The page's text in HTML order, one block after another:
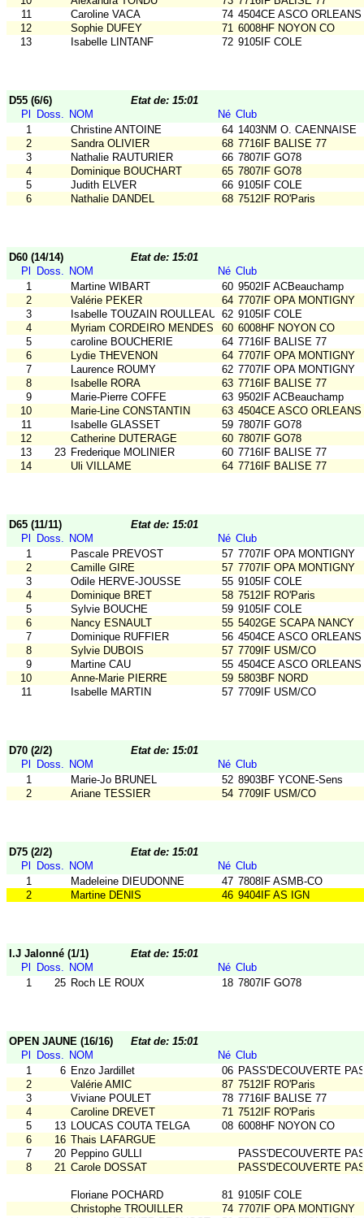
11
Caroline VACA 74 4504CE ASCO ORLEANS
12
Sophie DUFEY 71 6008HF NOYON CO
13
Isabelle LINTANF 72 9105IF COLE
D55 (6/6)
Etat de: 15:01
Pl
Doss. NOM Né Club
1
Christine ANTOINE 64 1403NM O. CAENNAISE
2
Sandra OLIVIER 68 7716IF BALISE 77
3
Nathalie RAUTURIER 66 7807IF GO78
4
Dominique BOUCHART 65 7807IF GO78
5
Judith ELVER 66 9105IF COLE
6
Nathalie DANDEL 68 7512IF RO'Paris
D60 (14/14)
Etat de: 15:01
Pl
Doss. NOM Né Club
1
Martine WIBART 60 9502IF ACBeauchamp
2
Valérie PEKER 64 7707IF OPA MONTIGNY
3
Isabelle TOUZAIN ROULLEAUX62 9105IF COLE
4
Myriam CORDEIRO MENDES 60 6008HF NOYON CO
5
caroline BOUCHERIE 64 7716IF BALISE 77
6
Lydie THEVENON 64 7707IF OPA MONTIGNY
7
Laurence ROUMY 62 7707IF OPA MONTIGNY
8
Isabelle RORA 63 7716IF BALISE 77
9
Marie-Pierre COFFE 63 9502IF ACBeauchamp
10
Marie-Line CONSTANTIN 63 4504CE ASCO ORLEANS
11
Isabelle GLASSET 59 7807IF GO78
12
Catherine DUTERAGE 60 7807IF GO78
13
23 Frederique MOLINIER 60 7716IF BALISE 77
14
Uli VILLAME 64 7716IF BALISE 77
D65 (11/11)
Etat de: 15:01
Pl
Doss. NOM Né Club
1
Pascale PREVOST 57 7707IF OPA MONTIGNY
2
Camille GIRE 57 7707IF OPA MONTIGNY
3
Odile HERVE-JOUSSE 55 9105IF COLE
4
Dominique BRET 58 7512IF RO'Paris
5
Sylvie BOUCHE 59 9105IF COLE
6
Nancy ESNAULT 55 5402GE SCAPA NANCY
7
Dominique RUFFIER 56 4504CE ASCO ORLEANS
8
Sylvie DUBOIS 57 7709IF USM/CO
9
Martine CAU 55 4504CE ASCO ORLEANS
10
Anne-Marie PIERRE 59 5803BF NORD
11
Isabelle MARTIN 57 7709IF USM/CO
D70 (2/2)
Etat de: 15:01
Pl
Doss. NOM Né Club
1
Marie-Jo BRUNEL 52 8903BF YCONE-Sens
2
Ariane TESSIER 54 7709IF USM/CO
D75 (2/2)
Etat de: 15:01
Pl
Doss. NOM Né Club
1
Madeleine DIEUDONNE 47 7808IF ASMB-CO
2
Martine DENIS 46 9404IF AS IGN
I.J Jalonné (1/1)
Etat de: 15:01
Pl
Doss. NOM Né Club
1
25 Roch LE ROUX 18 7807IF GO78
OPEN JAUNE (16/16)
Etat de: 15:01
Pl
Doss. NOM Né Club
1
6 Enzo Jardillet 06 PASS'DECOUVERTE
2
Valérie AMIC 87 7512IF RO'Paris
3
Viviane POULET 78 7716IF BALISE 77
4
Caroline DREVET 71 7512IF RO'Paris
5
13 LOUCAS COUTA TELGA 08 6008HF NOYON CO
6
16 Thais LAFARGUE
7
20 Peppino GULLI
PASS'DECOUVERTE
8
21 Carole DOSSAT PASS'DECOUVERTE
Floriane POCHARD 81 9105IF COLE
Christophe TROUILLER
74 7707IF OPA MONTIGNY